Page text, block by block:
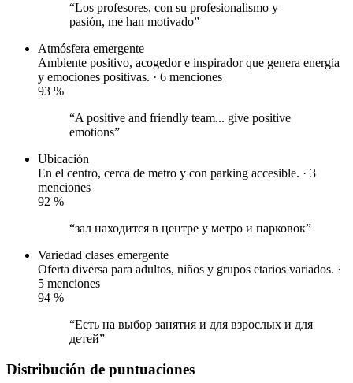
“Los profesores, con su profesionalismo y
pasión, me han motivado”
Atmósfera emergente
Ambiente positivo, acogedor e inspirador que genera energía
y emociones positivas. · 6 menciones
93 %
“A positive and friendly team... give positive
emotions”
Ubicación
En el centro, cerca de metro y con parking accesible. · 3
menciones
92 %
“зал находится в центре у метро и парковок”
Variedad clases emergente
Oferta diversa para adultos, niños y grupos etarios variados. ·
5 menciones
94 %
“Есть на выбор занятия и для взрослых и для
детей”
Distribución de puntuaciones